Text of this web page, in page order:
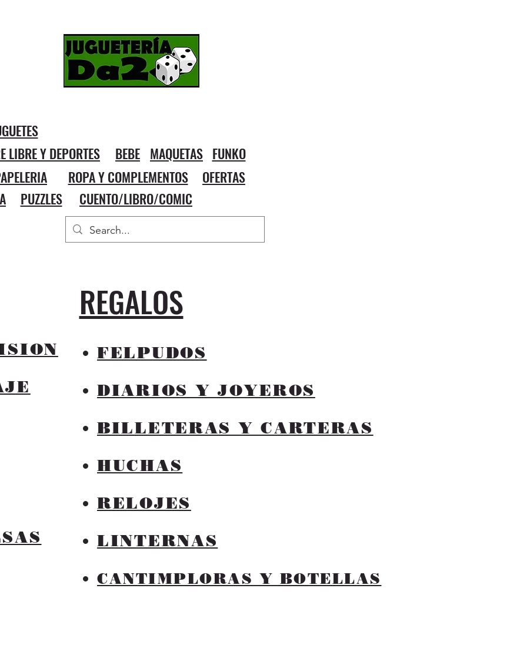
LIBRE Y DEPORTES BEBE MAQUETAS FUNKO
ROPA Y COMPLEMENTOS
OFERTAS
PUZZLES CUENTO/LIBRO/COMIC
REGALOS
FELPUDOS
DIARIOS Y JOYEROS
BILLETERAS Y CARTERAS
HUCHAS
RELOJES
LINTERNAS
CANTIMPLORAS Y BOTELLAS